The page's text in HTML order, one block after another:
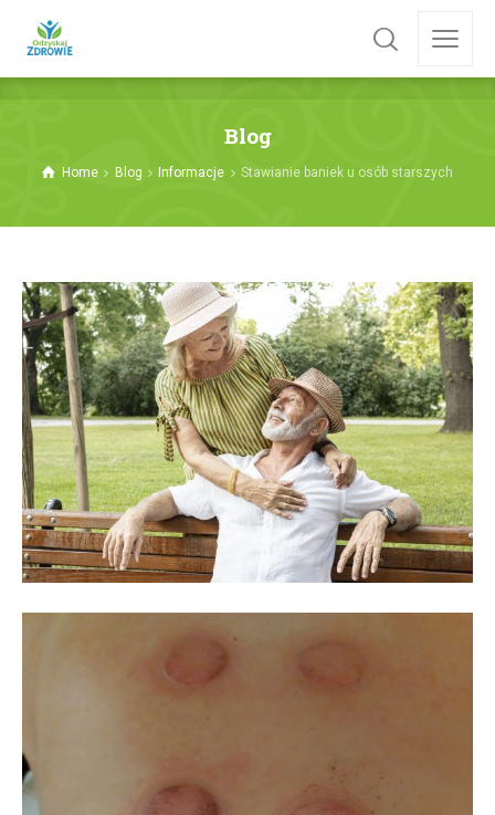
Blog
Home Blog Informacje Stawianie baniek u osób starszych